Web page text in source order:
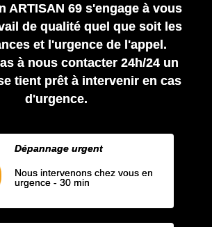
ARTISAN 69 s'engage à vous
de qualité quel que soit les
et l'urgence de l'appel.
à nous contacter 24h/24 un
tient prêt à intervenir en cas
d'urgence.
Dépannage urgent
Nous intervenons chez vous en
urgence - 30 min